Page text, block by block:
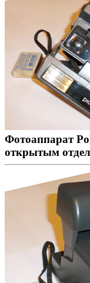
Фотоаппарат
открытым